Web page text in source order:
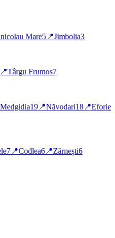
Mare5 📍Jimbolia3
📍Târgu Frumos7
Medgidia19 📍Năvodari18 📍Eforie
7 📍Codlea6 📍Zărnești6